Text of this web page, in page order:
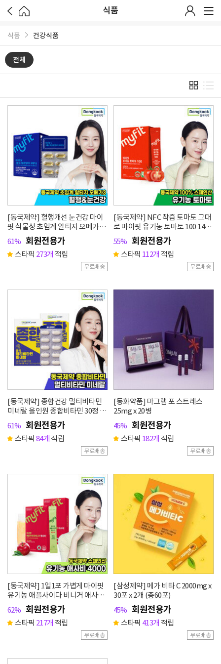
식품
식품 건강식품
전체
[동국제약] 혈행개선 눈건강 마이
핏 식물성 초임계 알티지 오메가3
30캡슐 1박스
61% 회원전용가
스타픽 273개 적립
무료배송
[동국제약] NFC 착즙 토마토 그대
로 마이핏 유기농 토마토 100 14포
55% 회원전용가
스타픽 112개 적립
무료배송
[동국제약] 종합건강 멀티비타민
미네랄 올인원 종합비타민 30정 2
61% 회원전용가
스타픽 84개적립
무료배송
[동화약품] 마그랩 포 스트레스
25mg x 20병
45% 회원전용가
스타픽 182개 적립
무료배송
[동국제약] 1일1포 가볍게 마이핏
유기농 애플사이다 비니거 애사비
14포 2박스
62% 회원전용가
스타픽 217개 적립
무료배송
[삼성제약] 메가 비타 C 2000mg x
30포 x 2개 (총60포)
45% 회원전용가
스타픽 413개 적립
무료배송